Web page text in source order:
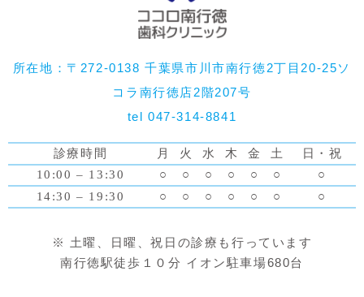
所在地：〒272-0138 千葉県市川市南行徳2丁目20-25ソ
コラ南行徳店2階207号
tel 047-314-8841
診療時間 月 火 水 木 金 土
日・祝
10:00 – 13:30
○ ○ ○ ○ ○ ○
○
14:30 – 19:30
○ ○ ○ ○ ○ ○ ○
※ 土曜、日曜、祝日の診療も行っています
南行徳駅徒歩１０分 イオン駐車場680台